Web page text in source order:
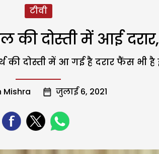
टीवी
की दोस्ती में आई
की दोस्ती में आ गई है दरार फैंस भी
Mishra जुलाई 6, 2021